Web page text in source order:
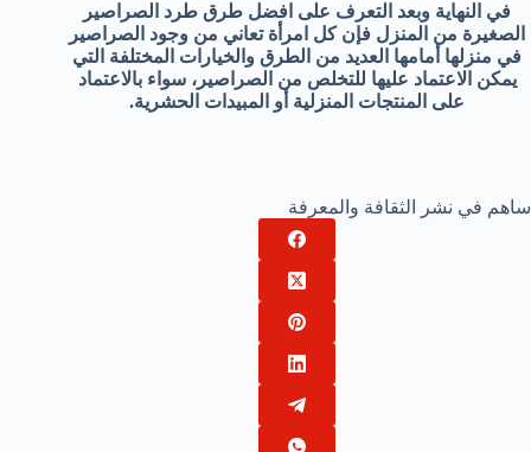
في النهاية وبعد التعرف على افضل طرق طرد الصراصير
الصغيرة من المنزل فإن كل امرأة تعاني من وجود الصراصير
في منزلها أمامها العديد من الطرق والخيارات المختلفة التي
يمكن الاعتماد عليها للتخلص من الصراصير، سواء بالاعتماد
على المنتجات المنزلية أو المبيدات الحشرية.
ساهم في نشر الثقافة والمعرفة